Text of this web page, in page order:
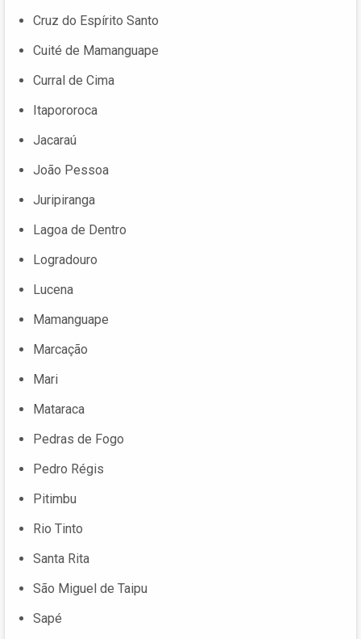
Cruz do Espírito Santo
Cuité de Mamanguape
Curral de Cima
Itapororoca
Jacaraú
João Pessoa
Juripiranga
Lagoa de Dentro
Logradouro
Lucena
Mamanguape
Marcação
Mari
Mataraca
Pedras de Fogo
Pedro Régis
Pitimbu
Rio Tinto
Santa Rita
São Miguel de Taipu
Sapé